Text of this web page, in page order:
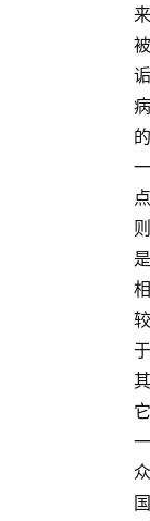
来
被
诟
病
的
一
点
则
是
相
较
于
其
它
一
众
国